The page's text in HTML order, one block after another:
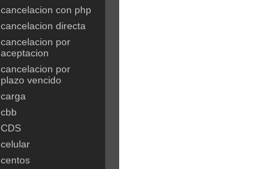
cancelacion con php
cancelacion directa
cancelacion por
aceptacion
cancelacion por
plazo vencido
carga
cbb
CDS
celular
centos